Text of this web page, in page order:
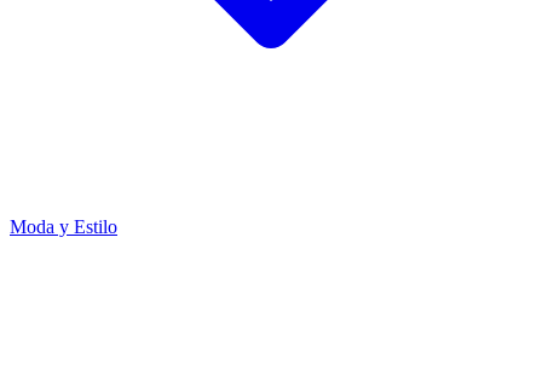
Moda y Estilo